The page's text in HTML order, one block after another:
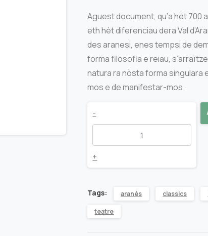
Aguest document, qu’a hèt 700
eth hèt diferenciau dera Val
des aranesi, enes tempsi de
forma filosofia e reiau,
natura ra nòsta forma singulara
mos e de manifestar-mos.
Era
quantity
-
+
Tags: aranés classics
teatre